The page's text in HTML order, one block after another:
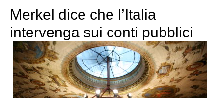
Merkel dice che l’Italia
intervenga sui conti pubblici